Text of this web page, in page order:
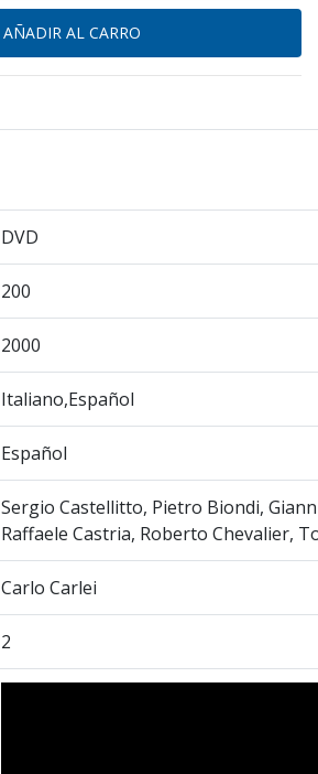
DVD
200
2000
Italiano,Español
Español
Sergio Castellitto, Pietro Biondi,
Raffaele Castria, Roberto Chevalier,
Carlo Carlei
2